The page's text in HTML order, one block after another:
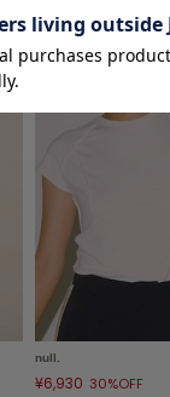
ドドッグ
グ
null.
¥6,930 30%OFF